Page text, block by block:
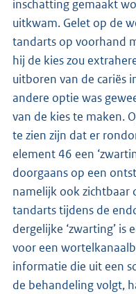
inschatting gemaakt
uitkwam. Gelet op de
tandarts op voorhand
hij de kies zou
uitboren van de cariës
andere optie was
van de kies te maken.
te zien zijn dat er
element 46 een
doorgaans op een
namelijk ook zichtbaar
tandarts tijdens de
dergelijke ‘zwarting’
voor een
informatie die uit een
de behandeling volgt,